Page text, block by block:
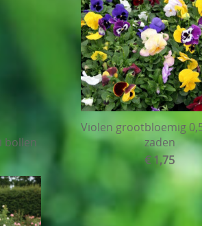
bollen
Violen grootbloemig
zaden
€ 1,75